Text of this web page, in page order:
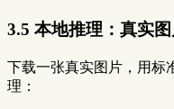
3.5 本地推理：真实
下载一张真实图片，用标
理：